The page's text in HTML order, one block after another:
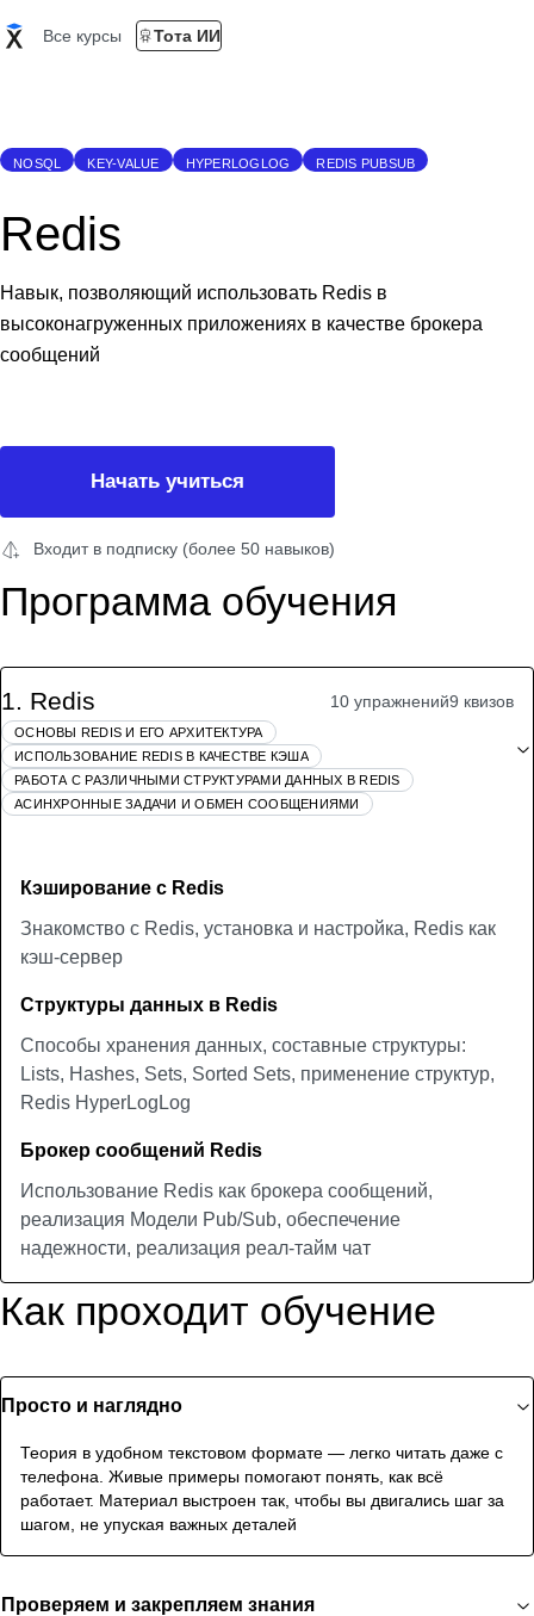
Все курсы Тота ИИ
NOSQL KEY-VALUE HYPERLOGLOG REDIS PUBSUB
Redis
Навык, позволяющий использовать Redis в
высоконагруженных приложениях в качестве брокера
сообщений
Начать учиться
Входит в подписку (более 50 навыков)
Программа обучения
1. Redis 10 упражнений9 квизов
ОСНОВЫ REDIS И ЕГО АРХИТЕКТУРА
ИСПОЛЬЗОВАНИЕ REDIS В КАЧЕСТВЕ КЭША
РАБОТА С РАЗЛИЧНЫМИ СТРУКТУРАМИ ДАННЫХ В REDIS
АСИНХРОННЫЕ ЗАДАЧИ И ОБМЕН СООБЩЕНИЯМИ
Кэширование с Redis
Знакомство с Redis, установка и настройка, Redis как
кэш-сервер
Структуры данных в Redis
Способы хранения данных, составные структуры:
Lists, Hashes, Sets, Sorted Sets, применение структур,
Redis HyperLogLog
Брокер сообщений Redis
Использование Redis как брокера сообщений,
реализация Модели Pub/Sub, обеспечение
надежности, реализация реал-тайм чат
Как проходит обучение
Просто и наглядно
Теория в удобном текстовом формате — легко читать даже с
телефона. Живые примеры помогают понять, как всё
работает. Материал выстроен так, чтобы вы двигались шаг за
шагом, не упуская важных деталей
Проверяем и закрепляем знания